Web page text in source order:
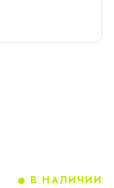
В НАЛИЧИИ